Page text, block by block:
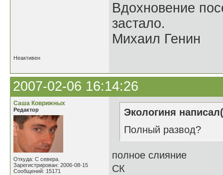
Вдохновение
застало.
Михаил Генин
Неактивен
2007-02-06 16:14:26
Саша Коврижных
Редактор
Откуда: С севера.
Зарегистрирован: 2006-08-15
Сообщений: 15171
Экологиня
Полный развод?
полное слияние
СК